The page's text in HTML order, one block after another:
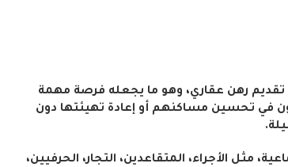
تقديم رهن عقاري، وهو ما يجعله فرصة مهمة
في تحسين مساكنهم أو إعادة تهيئتها دون
مثل الأجراء، المتقاعدين، التجار، الحرفيين،